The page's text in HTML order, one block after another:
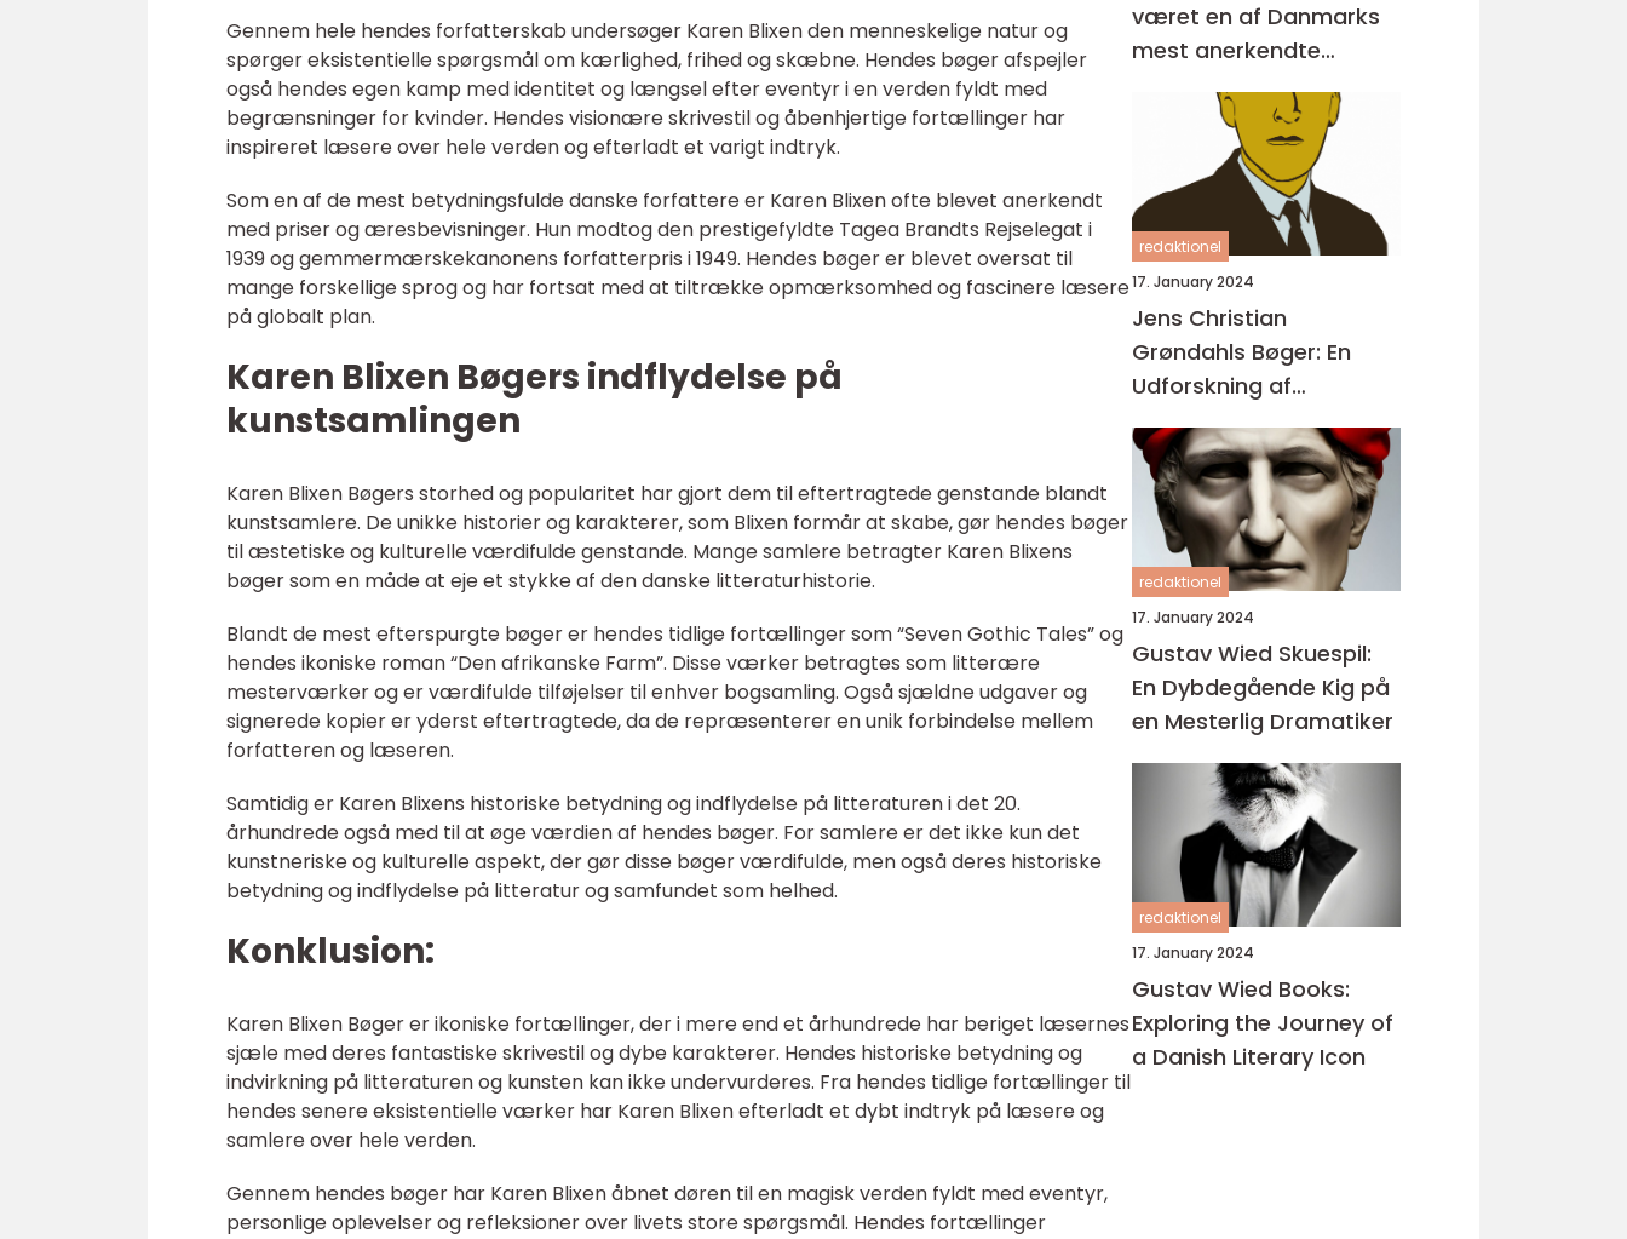
Gennem hele hendes forfatterskab undersøger Karen Blixen den menneskelige natur og
spørger eksistentielle spørgsmål om kærlighed, frihed og skæbne. Hendes bøger afspejler
også hendes egen kamp med identitet og længsel efter eventyr i en verden fyldt med
begrænsninger for kvinder. Hendes visionære skrivestil og åbenhjertige fortællinger har
inspireret læsere over hele verden og efterladt et varigt indtryk.
Som en af de mest betydningsfulde danske forfattere er Karen Blixen ofte blevet anerkendt
med priser og æresbevisninger. Hun modtog den prestigefyldte Tagea Brandts Rejselegat i
1939 og gemmermærskekanonens forfatterpris i 1949. Hendes bøger er blevet oversat til
mange forskellige sprog og har fortsat med at tiltrække opmærksomhed og fascinere læsere
på globalt plan.
Karen Blixen Bøgers indflydelse på
kunstsamlingen
Karen Blixen Bøgers storhed og popularitet har gjort dem til eftertragtede genstande blandt
kunstsamlere. De unikke historier og karakterer, som Blixen formår at skabe, gør hendes bøger
til æstetiske og kulturelle værdifulde genstande. Mange samlere betragter Karen Blixens
bøger som en måde at eje et stykke af den danske litteraturhistorie.
Blandt de mest efterspurgte bøger er hendes tidlige fortællinger som “Seven Gothic Tales” og
hendes ikoniske roman “Den afrikanske Farm”. Disse værker betragtes som litterære
mesterværker og er værdifulde tilføjelser til enhver bogsamling. Også sjældne udgaver og
signerede kopier er yderst eftertragtede, da de repræsenterer en unik forbindelse mellem
forfatteren og læseren.
Samtidig er Karen Blixens historiske betydning og indflydelse på litteraturen i det 20.
århundrede også med til at øge værdien af hendes bøger. For samlere er det ikke kun det
kunstneriske og kulturelle aspekt, der gør disse bøger værdifulde, men også deres historiske
betydning og indflydelse på litteratur og samfundet som helhed.
Konklusion:
Karen Blixen Bøger er ikoniske fortællinger, der i mere end et århundrede har beriget læsernes
sjæle med deres fantastiske skrivestil og dybe karakterer. Hendes historiske betydning og
indvirkning på litteraturen og kunsten kan ikke undervurderes. Fra hendes tidlige fortællinger til
hendes senere eksistentielle værker har Karen Blixen efterladt et dybt indtryk på læsere og
samlere over hele verden.
Gennem hendes bøger har Karen Blixen åbnet døren til en magisk verden fyldt med eventyr,
personlige oplevelser og refleksioner over livets store spørgsmål. Hendes fortællinger
været en af Danmarks
mest anerkendte
forfattere med sine
unikke og
tankevækkende bøger
redaktionel
17. January 2024
Jens Christian
Grøndahls Bøger: En
Udforskning af
Litteraturens Mesterlige
Fortællinger
redaktionel
17. January 2024
Gustav Wied Skuespil:
En Dybdegående Kig på
en Mesterlig Dramatiker
redaktionel
17. January 2024
Gustav Wied Books:
Exploring the Journey of
a Danish Literary Icon